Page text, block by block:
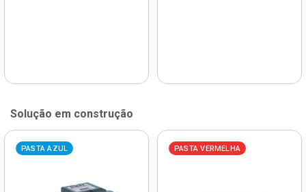
Solução em construção
PASTA AZUL PASTA VERMELHA